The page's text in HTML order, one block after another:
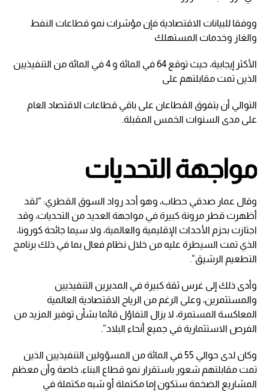
ووفقا للبيانات الاقتصادية فإن مؤشرات نمو قطاعات النفط
والغاز وخدمات المستهلك
الأكثر إيجابية، حيث توقع 64 في المائة و 4 في المائة من التنفيذيين
الذين تمت مقابلتهم على
التوالي أن يتفوق القطاعان على باقي قطاعات الاقتصاد العام
على مدى السنوات الخمس المقبلة.
مواجهة التحديات
وقال عمار صدقي حطاب، وهو أحد رواد السوق القطري: “لقد
أظهرت قطر مرونة كبيرة في مواجهة العديد من التحديات، وقد
اجتازت بحزم الأحداث الإقليمية والعالمية، ولا سيما جائحة كورونا،
الذي تمت السيطرة عليه من خلال نظام فعال بما في ذلك برنامج
التطعيم الرشيق”.
وأدى ذلك إلى غرس ثقة كبيرة في المديرين التنفيذيين
والمستثمرين، وعلى الرغم من الرياح الاقتصادية العالمية
المعاكسة المستمرة، لا يزال التفاؤل قائما بشأن توفير المزيد من
الفرص الاستثمارية في جميع أنحاء البلاد”.
وكان لدى حوالي 55 في المائة من المسؤولين التنفيذيين الذين
تمت مقابلتهم شعور باستقرار نمو قطاع البناء، خاصة وأن معظم
المشاريع الضخمة ستكون إما مكتملة أو شبه مكتملة في